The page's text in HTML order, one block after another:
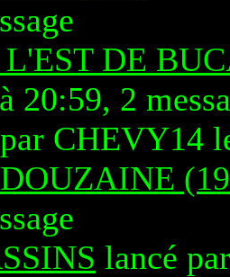
L'EST DE
20:59, 2
CHEVY14
lancé